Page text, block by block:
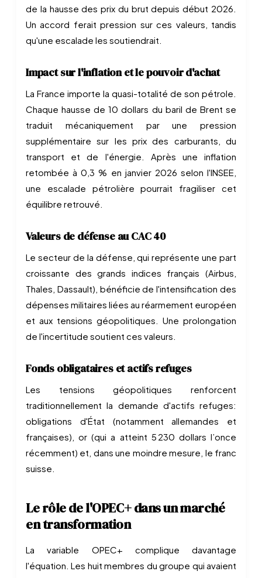
de la hausse des prix du brut depuis début 2026.
Un accord ferait pression sur ces valeurs, tandis
qu'une escalade les soutiendrait.
Impact sur l'inflation et le pouvoir d'achat
La France importe la quasi-totalité de son pétrole.
Chaque hausse de 10 dollars du baril de Brent se
traduit mécaniquement par une pression
supplémentaire sur les prix des carburants, du
transport et de l'énergie. Après une inflation
retombée à 0,3 % en janvier 2026 selon l'INSEE,
une escalade pétrolière pourrait fragiliser cet
équilibre retrouvé.
Valeurs de défense au CAC 40
Le secteur de la défense, qui représente une part
croissante des grands indices français (Airbus,
Thales, Dassault), bénéficie de l'intensification des
dépenses militaires liées au réarmement européen
et aux tensions géopolitiques. Une prolongation
de l'incertitude soutient ces valeurs.
Fonds obligataires et actifs refuges
Les tensions géopolitiques renforcent
traditionnellement la demande d'actifs refuges:
obligations d'État (notamment allemandes et
françaises), or (qui a atteint 5 230 dollars l’once
récemment) et, dans une moindre mesure, le franc
suisse.
Le rôle de l'OPEC+ dans un marché
en transformation
La variable OPEC+ complique davantage
l'équation. Les huit membres du groupe qui avaient